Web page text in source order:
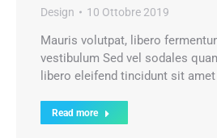
Design 10 Ottobre 2019
Mauris volutpat, libero
vestibulum Sed vel sodales
libero eleifend tincidunt sit
Read more